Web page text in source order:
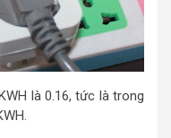
là 0.16, tức là trong